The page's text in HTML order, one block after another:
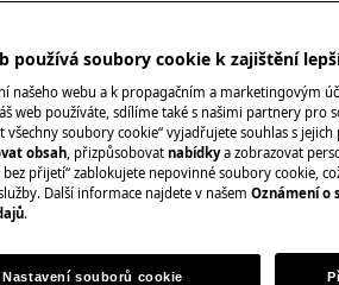
zásahem spotřebič vypněte a
používá soubory cookie k zajištění
našeho webu a k propagačním a marketingovým
web používáte, sdílíme také s našimi partnery pro
všechny soubory cookie“ vyjadřujete souhlas s
obsah, přizpůsobovat nabídkya zobrazovat
bez přijetí“ zablokujete nepovinné soubory cookie,
Další informace najdete v našem Oznámení o
.
Nastavení souborů cookie